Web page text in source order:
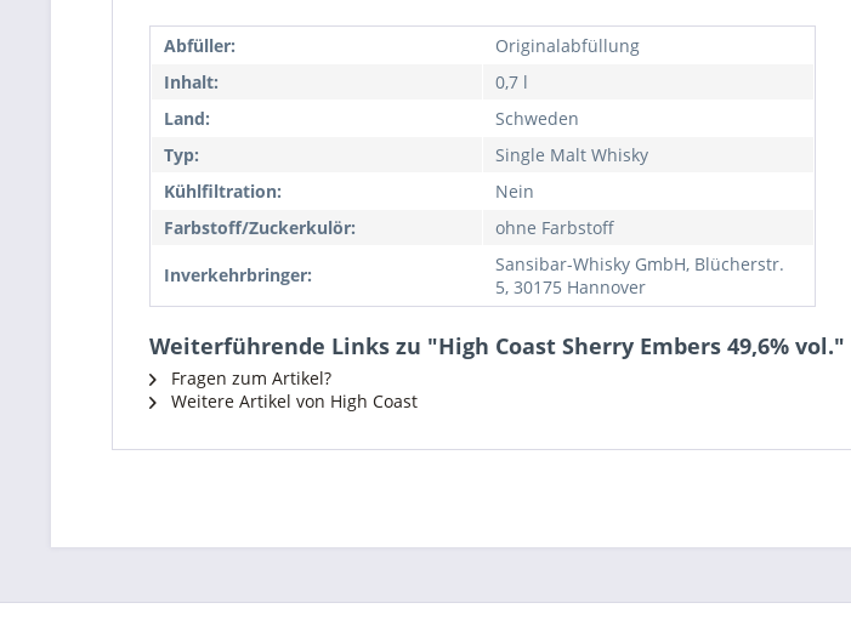
Abfüller:
Originalabfüllung
Inhalt:
0,7 l
Land:
Schweden
Typ:
Single Malt Whisky
Kühlfiltration:
Nein
Farbstoff/Zuckerkulör:
ohne Farbstoff
Inverkehrbringer:
Sansibar-Whisky GmbH, Blücherstr.
5, 30175 Hannover
Weiterführende Links zu "High Coast Sherry Embers 49,6% vol."
Fragen zum Artikel?
Weitere Artikel von High Coast